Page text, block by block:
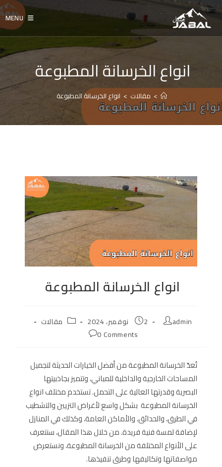
Skip
to
content
MENU
انواع الخرسانة المطبوعة
> مقالات > انواع الخرسانة المطبوعة
انواع الخرسانة المطبوعة
Post
admin
Post
published:
2 نوفمبر، 2024 Post مقالات
Post
0 Comments
تُعدّ الخرسانة المطبوعة من أفضل الخيارات الحديثة لتجميل
المساحات الخارجية والداخلية للمباني، وتتميز بجاذبيتها
البصرية وقدرتها العالية على التحمل. تستخدم مختلف انواع
الخرسانة المطبوعة بشكل واسع لأغراض التزيين والتشطيب
في الطرق، والحدائق، والأماكن العامة، وكذلك في المنازل
لإضافة لمسة فنية فريدة. من خلال هذا المقال، سنتعرف
على الأنواع المختلفة من الخرسانة المطبوعة، ونستعرض
مواصفاتها وتكاليفها وطرق تنفيذها.